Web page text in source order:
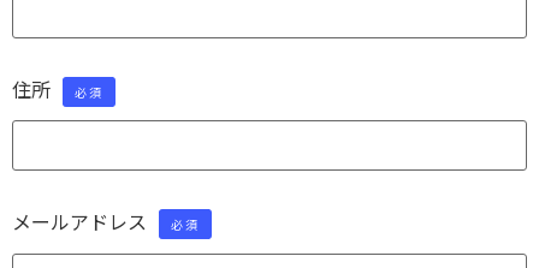
住所 必須
メールアドレス 必須